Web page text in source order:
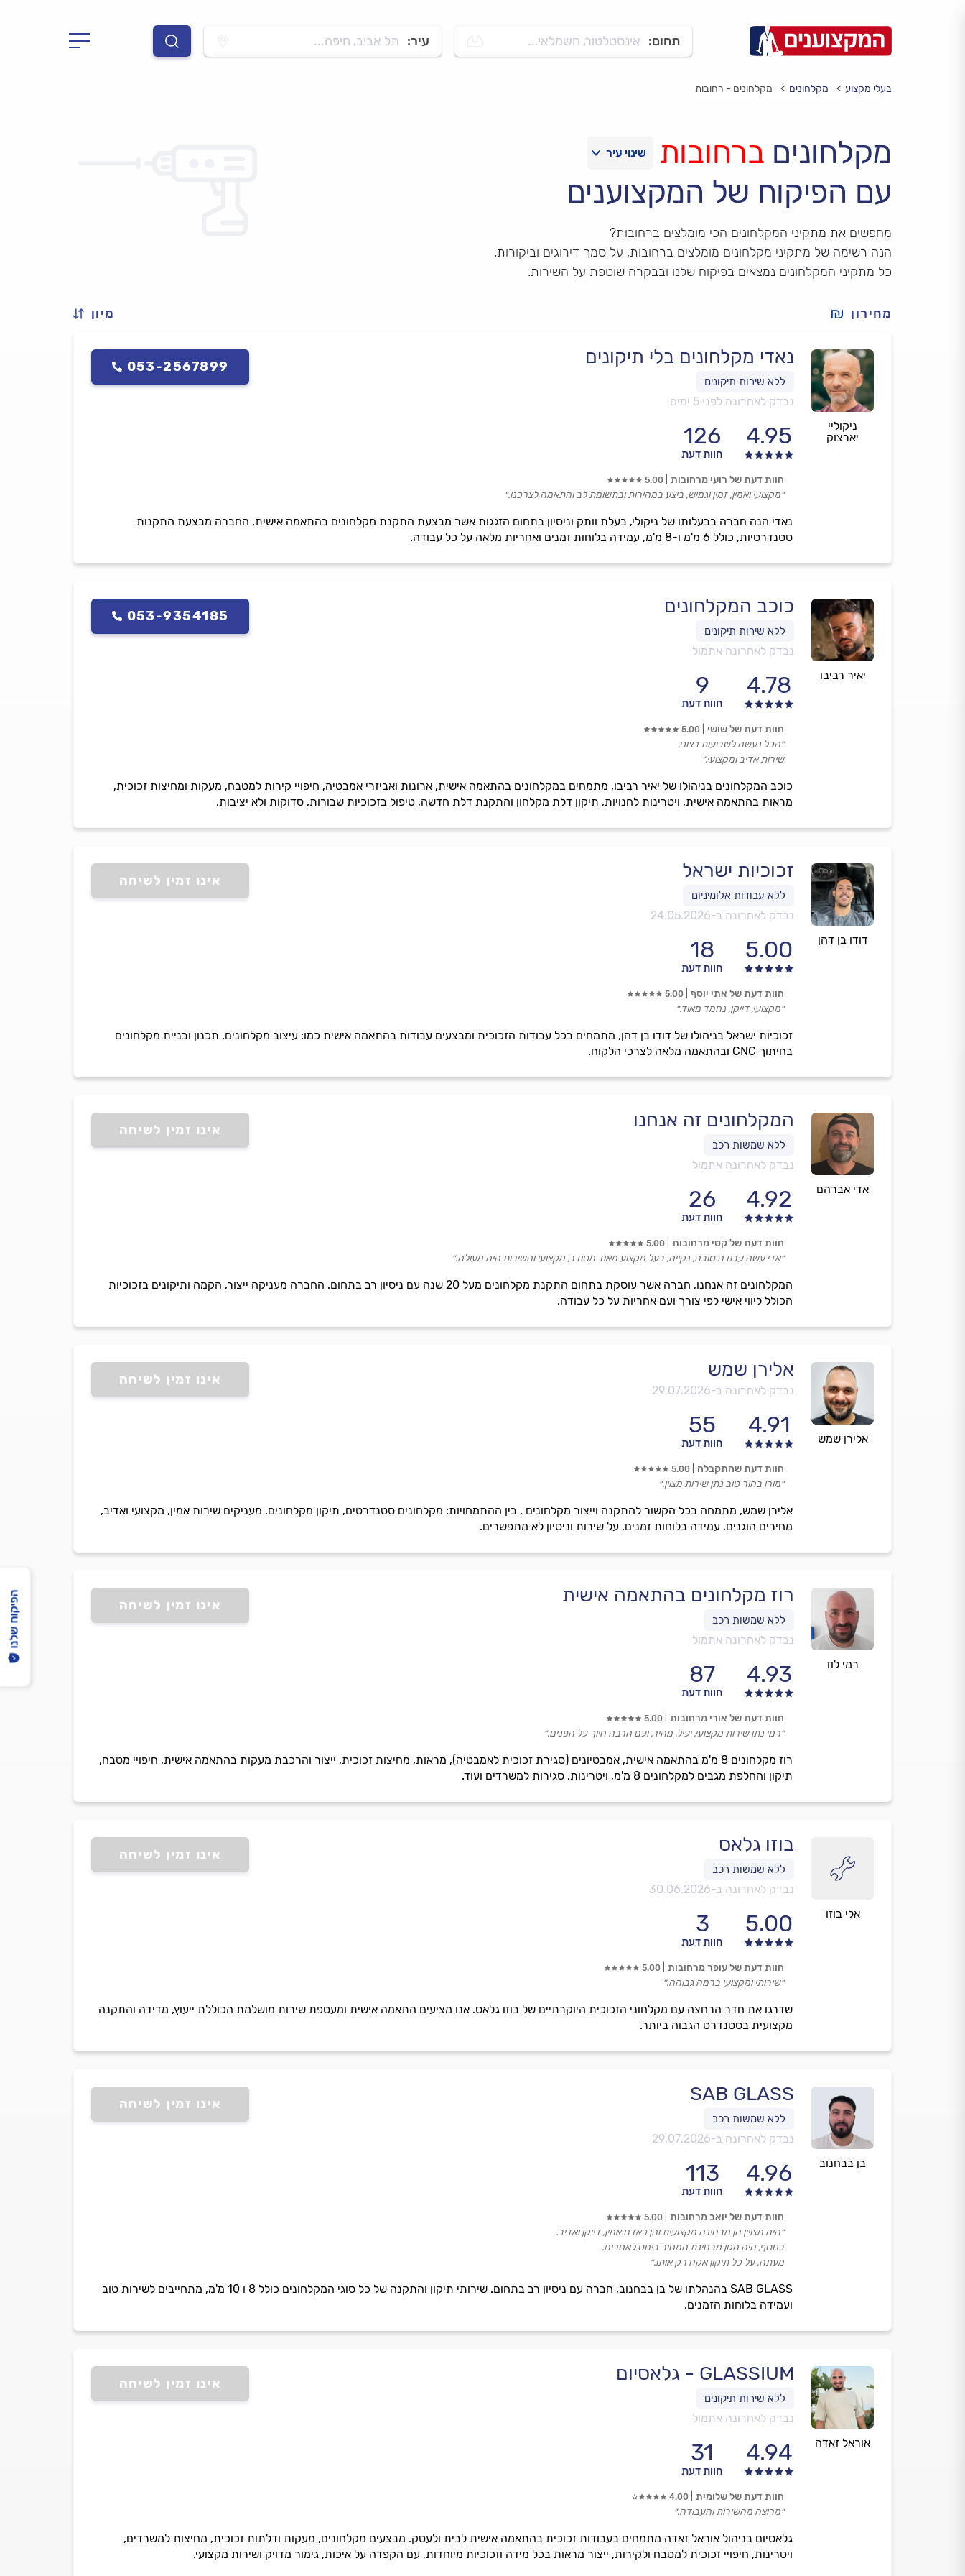
תחום: אינסטלטור, חשמלאי... עיר: תל אביב, חיפה...
בעלי מקצוע מקלחונים מקלחונים - רחובות
מקלחונים ברחובות
עם הפיקוח של המקצוענים
מחפשים את מתקיני המקלחונים הכי מומלצים ברחובות?
הנה רשימה של מתקיני מקלחונים מומלצים ברחובות, על סמך דירוגים וביקורות.
כל מתקיני המקלחונים נמצאים בפיקוח שלנו ובבקרה שוטפת על השירות.
מחירון מיון
ניקוליי
יארצוק
נאדי מקלחונים בלי תיקונים
נבדק לאחרונה לפני 5 ימים
4.95
126
חוות דעת
053-2567899
נאדי הנה חברה בבעלותו של ניקולי, בעלת וותק וניסיון בתחום הזגגות אשר מבצעת התקנת מקלחונים בהתאמה אישית, החברה מבצעת התקנות
סטנדרטיות, כולל 6 מ'מ ו-8 מ'מ, עמידה בלוחות זמנים ואחריות מלאה על כל עבודה.
חוות דעת של רועי מרחובות 5.00
״מקצועי ואמין, זמין וגמיש, ביצע במהירות ובתשומת לב והתאמה לצרכנו.״
יאיר רביבו
כוכב המקלחונים
נבדק לאחרונה אתמול
4.78
9
חוות דעת
053-9354185
כוכב המקלחונים בניהולו של יאיר רביבו, מתמחים במקלחונים בהתאמה אישית, ארונות ואביזרי אמבטיה, חיפויי קירות למטבח, מעקות ומחיצות זכוכית,
מראות בהתאמה אישית, ויטרינות לחנויות, תיקון דלת מקלחון והתקנת דלת חדשה, טיפול בזכוכיות שבורות, סדוקות ולא יציבות.
חוות דעת של שושי 5.00
״הכל נעשה לשביעות רצוני,
שירות אדיב ומקצועי.״
דודו בן דהן
זכוכיות ישראל
נבדק לאחרונה ב-24.05.2026
5.00
18
חוות דעת
אינו זמין לשיחה
זכוכיות ישראל בניהולו של דודו בן דהן, מתמחים בכל עבודות הזכוכית ומבצעים עבודות בהתאמה אישית כמו: עיצוב מקלחונים, תכנון ובניית מקלחונים
בחיתוך CNC ובהתאמה מלאה לצרכי הלקוח.
חוות דעת של אתי יוסף 5.00
״מקצועי, דייקן, נחמד מאוד.״
אדי אברהם
המקלחונים זה אנחנו
נבדק לאחרונה אתמול
4.92
26
חוות דעת
אינו זמין לשיחה
המקלחונים זה אנחנו, חברה אשר עוסקת בתחום התקנת מקלחונים מעל 20 שנה עם ניסיון רב בתחום. החברה מעניקה ייצור, הקמה ותיקונים בזכוכיות
הכולל ליווי אישי לפי צורך ועם אחריות על כל עבודה.
חוות דעת של קטי מרחובות 5.00
״אדי עשה עבודה טובה, נקייה, בעל מקצוע מאוד מסודר, מקצועי והשירות היה מעולה.״
אלירן שמש
אלירן שמש
נבדק לאחרונה ב-29.07.2026
4.91
55
חוות דעת
אינו זמין לשיחה
אלירן שמש, מתמחה בכל הקשור להתקנה וייצור מקלחונים , בין ההתמחויות: מקלחונים סטנדרטים, תיקון מקלחונים. מעניקים שירות אמין, מקצועי ואדיב,
מחירים הוגנים, עמידה בלוחות זמנים. על שירות וניסיון לא מתפשרים.
חוות דעת שהתקבלה 5.00
״מורן בחור טוב נתן שירות מצוין.״
רמי לוז
רוז מקלחונים בהתאמה אישית
נבדק לאחרונה אתמול
4.93
87
חוות דעת
אינו זמין לשיחה
רוז מקלחונים 8 מ'מ בהתאמה אישית, אמבטיונים (סגירת זכוכית לאמבטיה), מראות, מחיצות זכוכית, ייצור והרכבת מעקות בהתאמה אישית, חיפויי מטבח,
תיקון והחלפת מגבים למקלחונים 8 מ'מ, ויטרינות, סגירות למשרדים ועוד.
חוות דעת של אורי מרחובות 5.00
״רמי נתן שירות מקצועי, יעיל, מהיר, ועם הרבה חיוך על הפנים.״
אלי בוזו
בוזו גלאס
נבדק לאחרונה ב-30.06.2026
5.00
3
חוות דעת
אינו זמין לשיחה
שדרגו את חדר הרחצה עם מקלחוני הזכוכית היוקרתיים של בוזו גלאס. אנו מציעים התאמה אישית ומעטפת שירות מושלמת הכוללת ייעוץ, מדידה והתקנה
מקצועית בסטנדרט הגבוה ביותר.
חוות דעת של עופר מרחובות 5.00
״שירותי ומקצועי ברמה גבוהה.״
בן בבחנוב
SAB GLASS
נבדק לאחרונה ב-29.07.2026
4.96
113
חוות דעת
אינו זמין לשיחה
SAB GLASS בהנהלתו של בן בבחנוב, חברה עם ניסיון רב בתחום. שירותי תיקון והתקנה של כל סוגי המקלחונים כולל 8 ו 10 מ'מ, מתחייבים לשירות טוב
ועמידה בלוחות הזמנים.
חוות דעת של יואב מרחובות 5.00
״היה מצויין הן מבחינה מקצועית והן כאדם אמין, דייקן ואדיב.
בנוסף, היה הגון מבחינת המחיר ביחס לאחרים.
מעתה, על כל תיקון אקח רק אותו.״
אוראל זאדה
GLASSIUM - גלאסיום
נבדק לאחרונה אתמול
4.94
31
חוות דעת
אינו זמין לשיחה
גלאסיום בניהול אוראל זאדה מתמחים בעבודות זכוכית בהתאמה אישית לבית ולעסק. מבצעים מקלחונים, מעקות ודלתות זכוכית, מחיצות למשרדים,
ויטרינות, חיפויי זכוכית למטבח ולקירות, ייצור מראות בכל מידה וזכוכיות מיוחדות, עם הקפדה על איכות, גימור מדויק ושירות מקצועי.
חוות דעת של שלומית 4.00
״מרוצה מהשירות והעבודה.״
הפיקוח שלנו